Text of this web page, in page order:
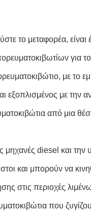
το μεταφορέα, είναι
για
με το
εξοπλισμένος με
από μια
μηχανές diesel και την
και μπορούν να
στις περιοχές
που